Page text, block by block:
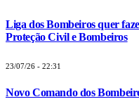
Liga dos Bombeiros quer
Proteção Civil e Bombeiros
23/07/26 - 22:31
Novo Comando dos